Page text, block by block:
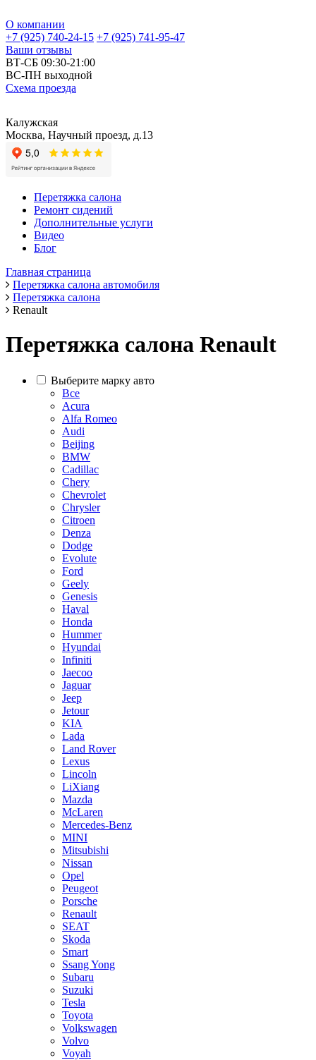
О компании
+7 (925) 740-24-15 +7 (925) 741-95-47
Ваши отзывы
ВТ-СБ 09:30-21:00
ВС-ПН выходной
Схема проезда
Калужская
Москва, Научный проезд, д.13
Перетяжка салона
Ремонт сидений
Дополнительные услуги
Видео
Блог
Главная страница
Перетяжка салона автомобиля
Перетяжка салона
Renault
Перетяжка салона Renault
Выберите марку авто
Все
Acura
Alfa Romeo
Audi
Beijing
BMW
Cadillac
Chery
Chevrolet
Chrysler
Citroen
Denza
Dodge
Evolute
Ford
Geely
Genesis
Haval
Honda
Hummer
Hyundai
Infiniti
Jaecoo
Jaguar
Jeep
Jetour
KIA
Lada
Land Rover
Lexus
Lincoln
LiXiang
Mazda
McLaren
Mercedes-Benz
MINI
Mitsubishi
Nissan
Opel
Peugeot
Porsche
Renault
SEAT
Skoda
Smart
Ssang Yong
Subaru
Suzuki
Tesla
Toyota
Volkswagen
Volvo
Voyah